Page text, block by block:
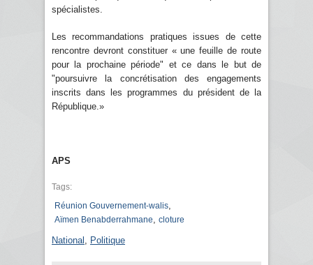
spécialistes.
Les recommandations pratiques issues de cette
rencontre devront constituer « une feuille de route
pour la prochaine période" et ce dans le but de
"poursuivre la concrétisation des engagements
inscrits dans les programmes du président de la
République.»
APS
Tags:
Réunion Gouvernement-walis
Aïmen Benabderrahmane cloture
National Politique